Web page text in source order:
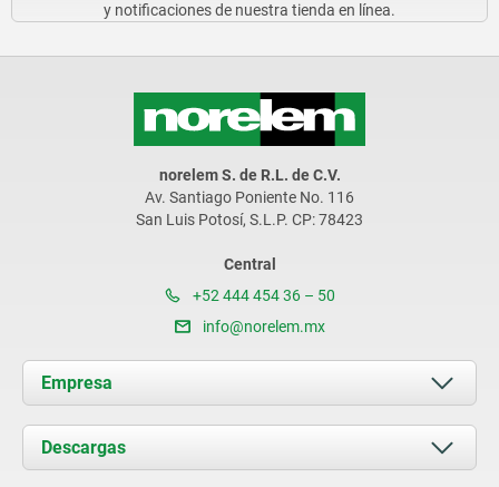
y notificaciones de nuestra tienda en línea.
norelem S. de R.L. de C.V.
Av. Santiago Poniente No. 116
San Luis Potosí, S.L.P. CP: 78423
Central
+52 444 454 36 – 50
info@norelem.mx
Empresa
Acerca de nosotros
Novedades
Descargas